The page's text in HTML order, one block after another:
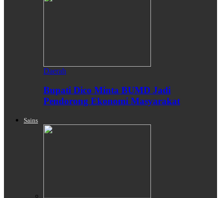
Daerah
Bupati Dico Minta BUMD Jadi
Pendorong Ekonomi Masyarakat
Sains